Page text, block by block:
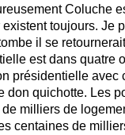
Coluche
toujours. Je
il se
est dans quatre
présidentielle avec
don quichotte. Les
milliers de
centaines de